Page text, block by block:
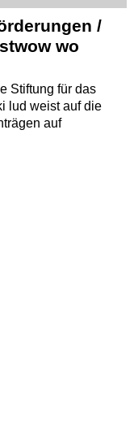
/
wo
Stiftung für das
lud weist auf die
auf